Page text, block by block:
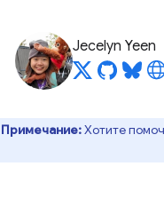
Jecelyn Yeen
Примечание:Хотите